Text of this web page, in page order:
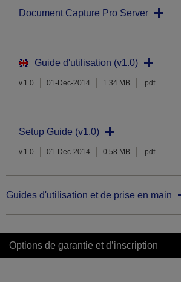
Document Capture Pro Server
Guide d'utilisation (v1.0)
v.1.0 01-Dec-2014 1.34 MB .pdf
Setup Guide (v1.0)
v.1.0 01-Dec-2014 0.58 MB .pdf
Guides d'utilisation et de prise en main
Options de garantie et d’inscription